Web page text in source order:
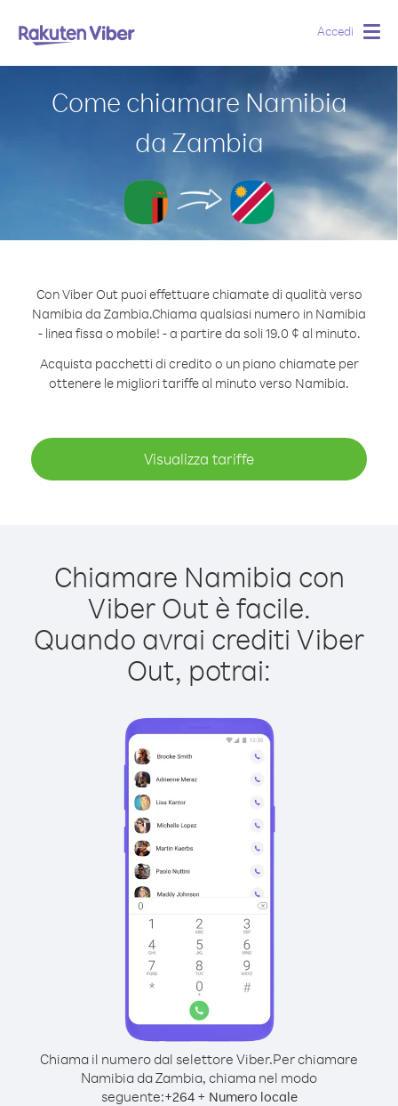
Accedi
Come chiamare Namibia
da Zambia
Con Viber Out puoi effettuare chiamate di qualità verso
Namibia da Zambia.Chiama qualsiasi numero in Namibia
- linea fissa o mobile! - a partire da soli 19.0 ¢ al minuto.
Acquista pacchetti di credito o un piano chiamate per
ottenere le migliori tariffe al minuto verso Namibia.
Visualizza tariffe
Chiamare Namibia con
Viber Out è facile.
Quando avrai crediti Viber
Out, potrai:
Chiama il numero dal selettore Viber.Per chiamare
Namibia da Zambia, chiama nel modo
seguente:+264+ Numero locale